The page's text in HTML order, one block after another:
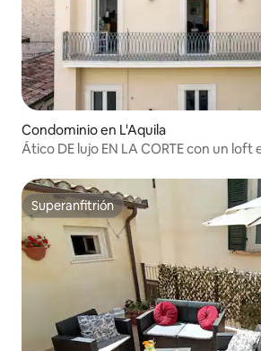
Condominio en L'Aquila
Ático DE lujo EN LA CORTE con un
Superanfitrión
Superanfitrión